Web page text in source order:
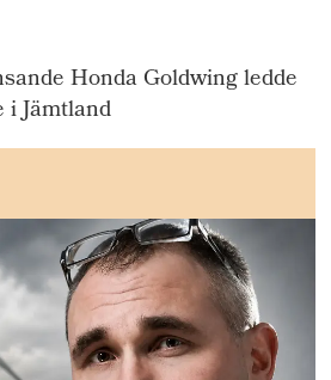
Honda Goldwing ledde
Jämtland